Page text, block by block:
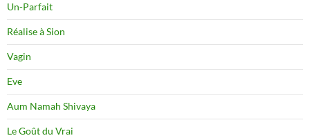
Un-Parfait
Réalise à Sion
Vagin
Eve
Aum Namah Shivaya
Le Goût du Vrai